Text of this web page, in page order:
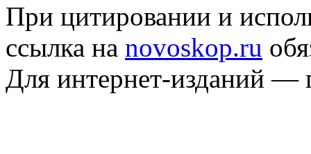
При цитировании и
ссылка на novoskop.ru
Для интернет-изданий —